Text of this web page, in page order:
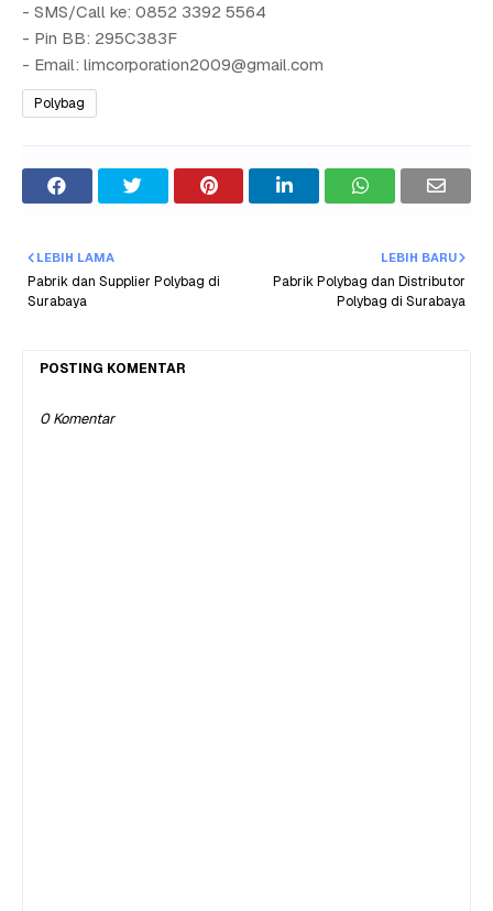
- SMS/Call ke: 0852 3392 5564
- Pin BB: 295C383F
- Email: limcorporation2009@gmail.com
Polybag
LEBIH BARU
Pabrik Polybag dan Distributor
Polybag di Surabaya
LEBIH LAMA
Pabrik dan Supplier Polybag di
Surabaya
POSTING KOMENTAR
0 Komentar